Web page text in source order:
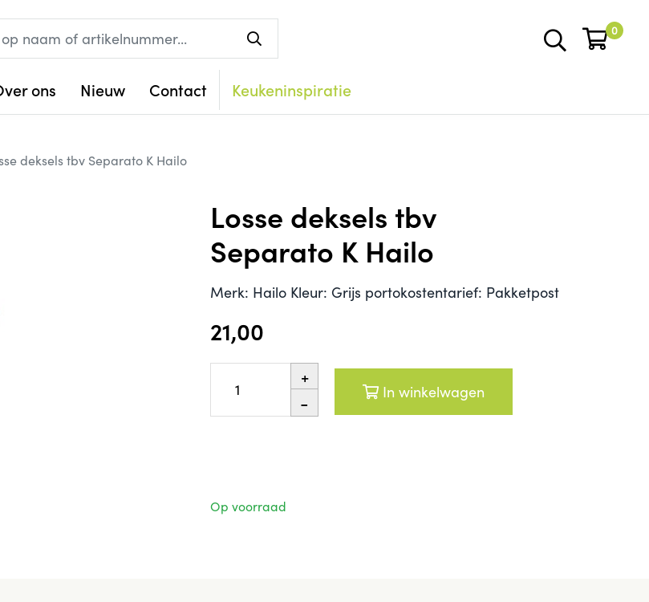
0
ons Nieuw Contact Keukeninspiratie
deksels tbv Separato K Hailo
Losse deksels tbv
Separato K Hailo
Merk: Hailo Kleur: Grijs portokostentarief: Pakketpost
21,00
+
- In winkelwagen
Op voorraad